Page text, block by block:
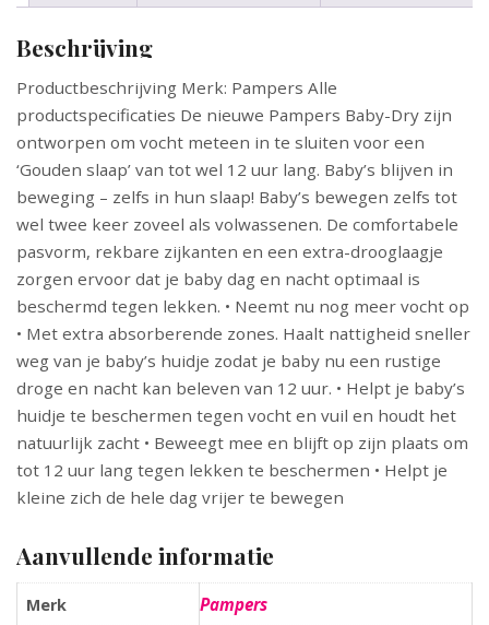
Beschrijving
Productbeschrijving Merk: Pampers Alle
productspecificaties De nieuwe Pampers Baby-Dry zijn
ontworpen om vocht meteen in te sluiten voor een
‘Gouden slaap’ van tot wel 12 uur lang. Baby’s blijven in
beweging – zelfs in hun slaap! Baby’s bewegen zelfs tot
wel twee keer zoveel als volwassenen. De comfortabele
pasvorm, rekbare zijkanten en een extra-drooglaagje
zorgen ervoor dat je baby dag en nacht optimaal is
beschermd tegen lekken. • Neemt nu nog meer vocht op
• Met extra absorberende zones. Haalt nattigheid sneller
weg van je baby’s huidje zodat je baby nu een rustige
droge en nacht kan beleven van 12 uur. • Helpt je baby’s
huidje te beschermen tegen vocht en vuil en houdt het
natuurlijk zacht • Beweegt mee en blijft op zijn plaats om
tot 12 uur lang tegen lekken te beschermen • Helpt je
kleine zich de hele dag vrijer te bewegen
Aanvullende informatie
Merk Pampers